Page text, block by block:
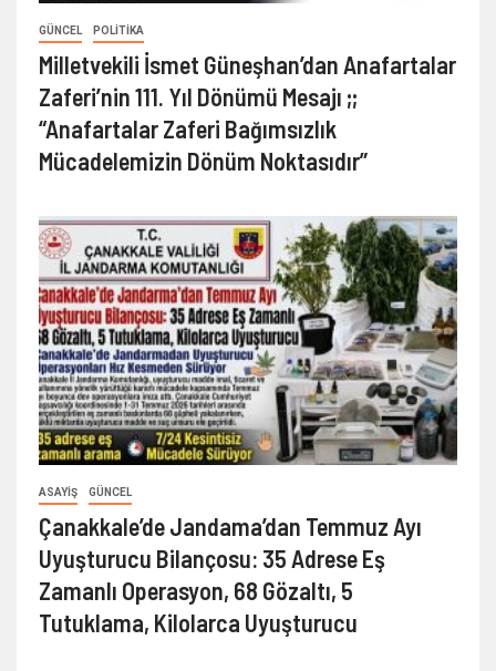
GÜNCEL POLITIKA
Milletvekili İsmet Güneşhan’dan Anafartalar
Zaferi’nin 111. Yıl Dönümü Mesajı ;;
“Anafartalar Zaferi Bağımsızlık
Mücadelemizin Dönüm Noktasıdır”
ASAYIŞ GÜNCEL
Çanakkale’de Jandama’dan Temmuz Ayı
Uyuşturucu Bilançosu: 35 Adrese Eş
Zamanlı Operasyon, 68 Gözaltı, 5
Tutuklama, Kilolarca Uyuşturucu